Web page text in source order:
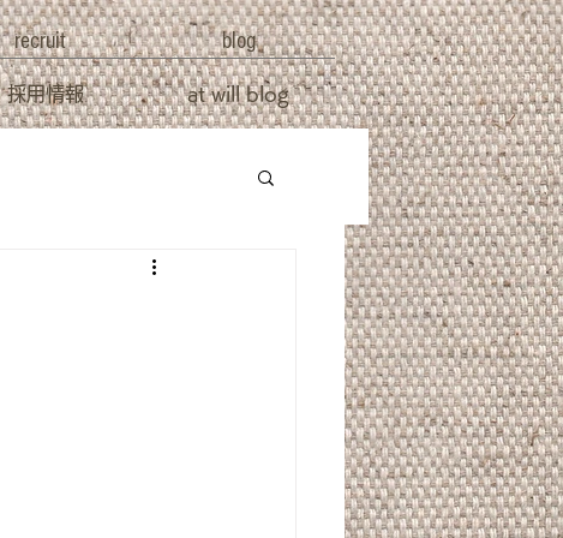
採用情報 at will blog
recruit blog